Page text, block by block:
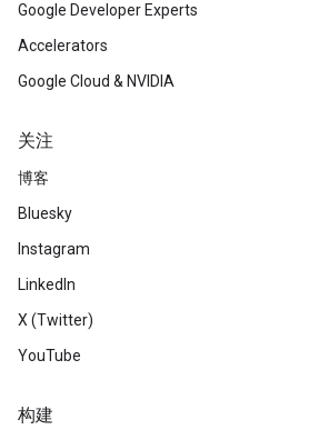
Google Developer Experts
Accelerators
Google Cloud & NVIDIA
关注
博客
Bluesky
Instagram
LinkedIn
X (Twitter)
YouTube
构建